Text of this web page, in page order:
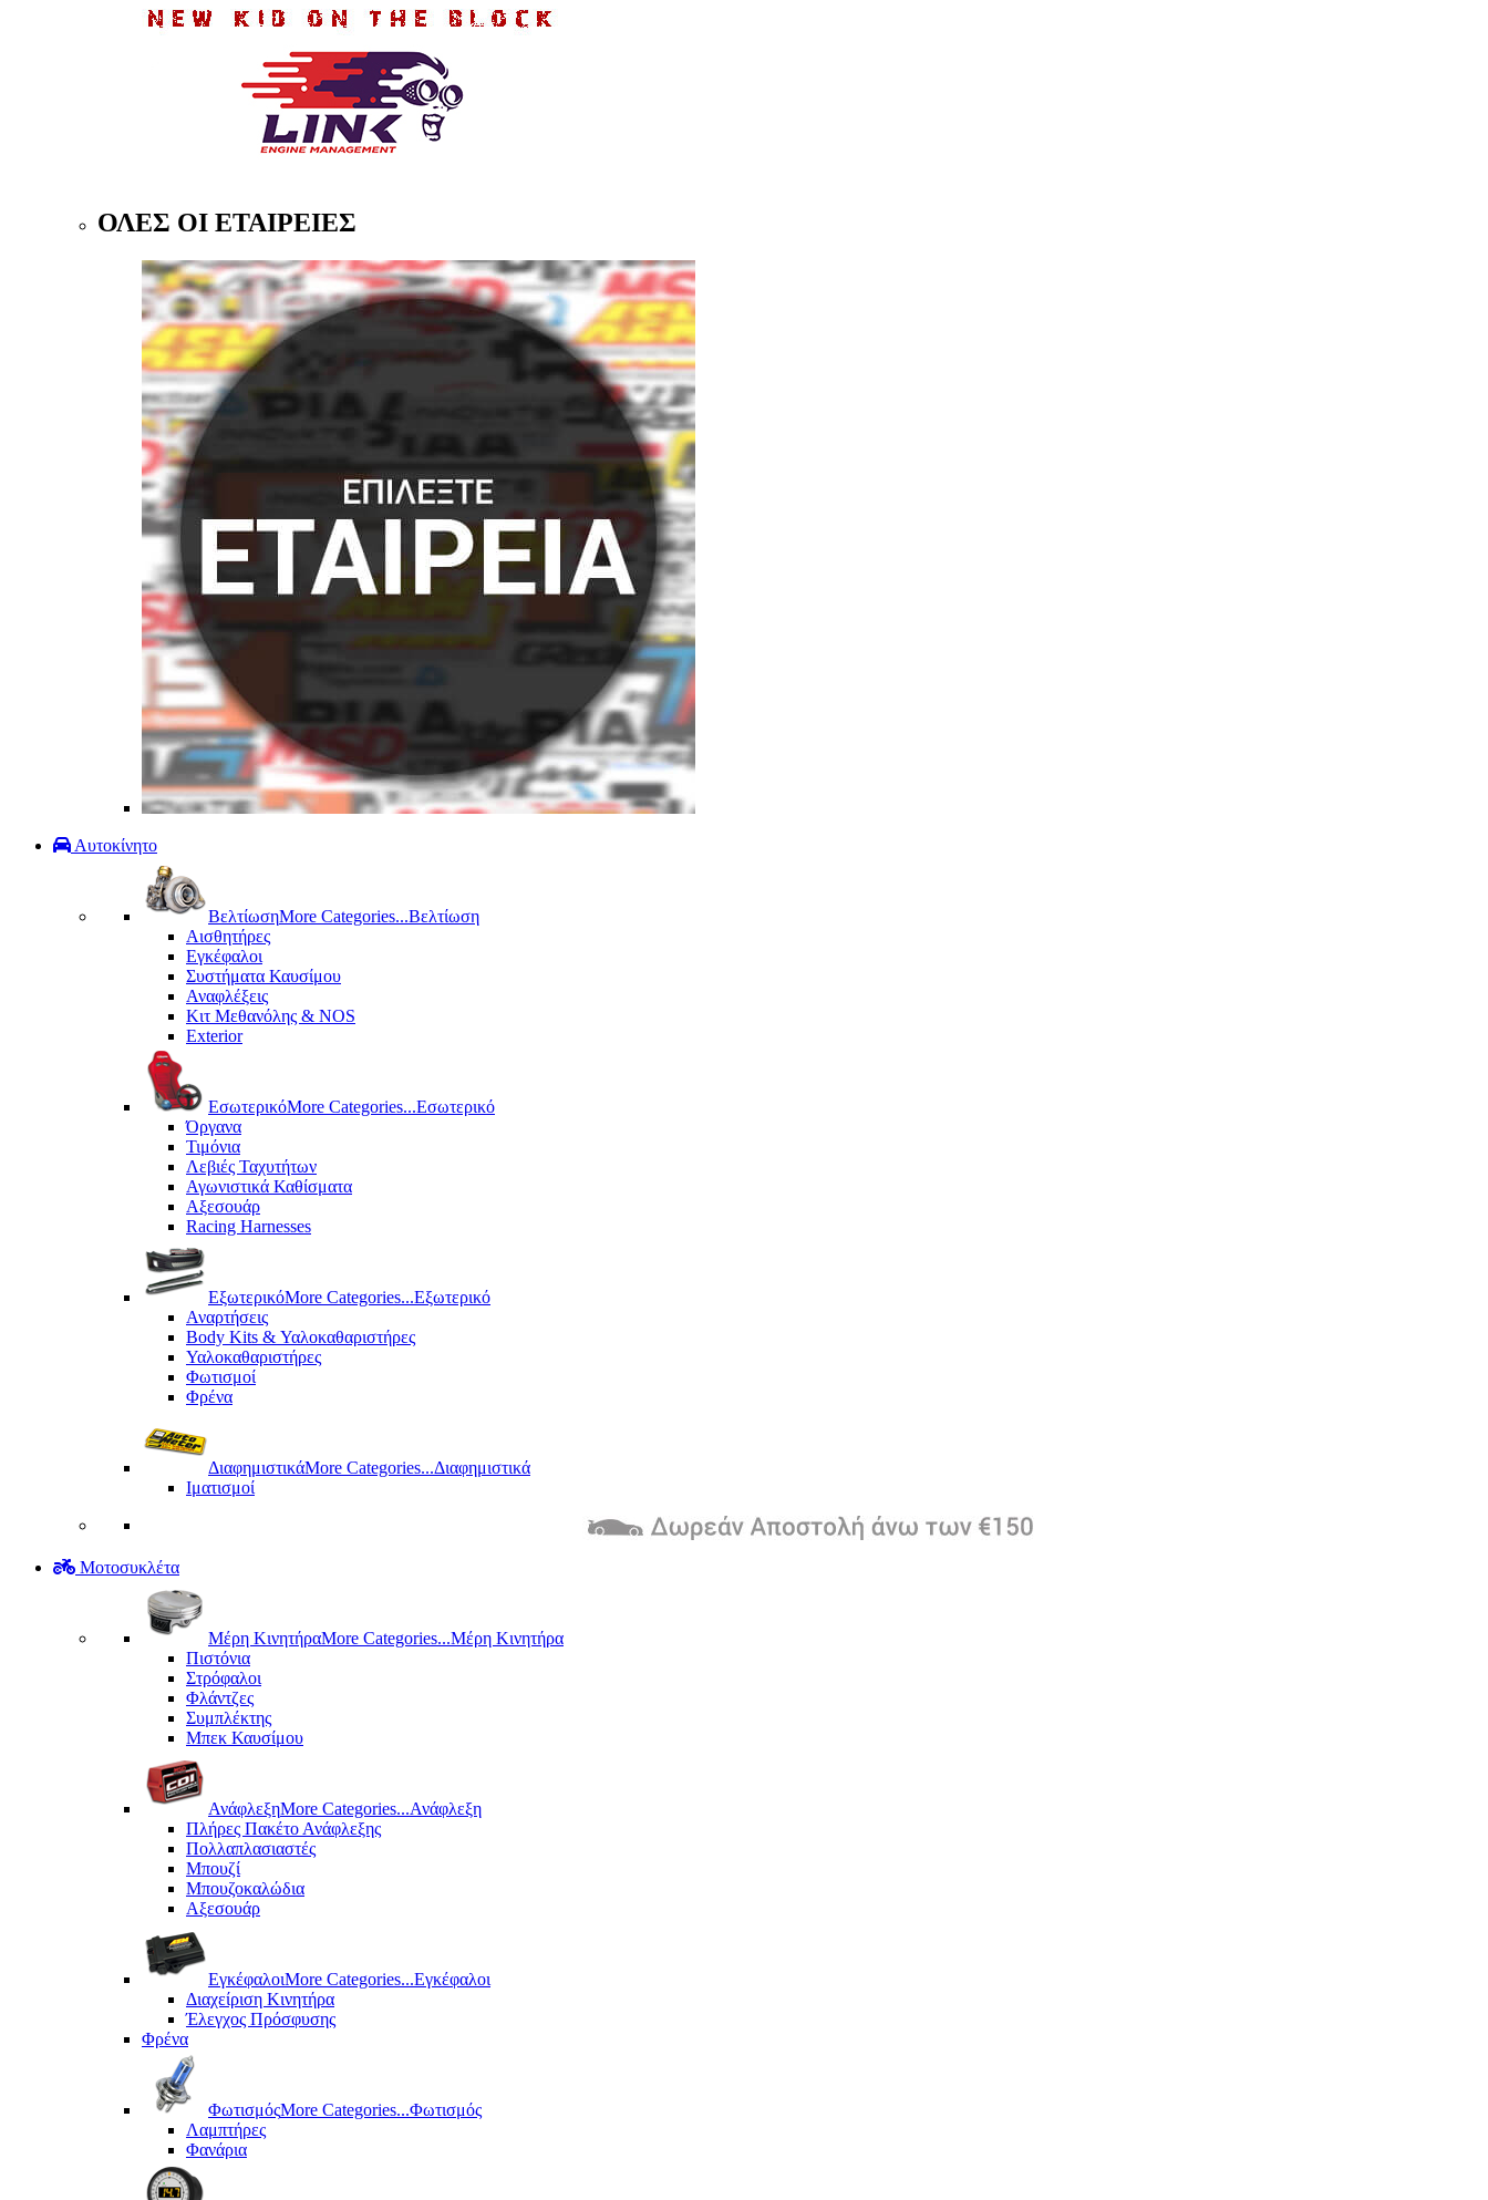
ΟΛΕΣ ΟΙ ΕΤΑΙΡΕΙΕΣ
Αυτοκίνητο
ΒελτίωσηMore Categories...Βελτίωση
Αισθητήρες
Εγκέφαλοι
Συστήματα Καυσίμου
Αναφλέξεις
Κιτ Μεθανόλης & ΝΟS
Exterior
ΕσωτερικόMore Categories...Εσωτερικό
Όργανα
Τιμόνια
Λεβιές Ταχυτήτων
Αγωνιστικά Καθίσματα
Αξεσουάρ
Racing Harnesses
ΕξωτερικόMore Categories...Εξωτερικό
Αναρτήσεις
Body Kits & Υαλοκαθαριστήρες
Υαλοκαθαριστήρες
Φωτισμοί
Φρένα
ΔιαφημιστικάMore Categories...Διαφημιστικά
Ιματισμοί
Μοτοσυκλέτα
Μέρη KινητήραMore Categories...Μέρη Kινητήρα
Πιστόνια
Στρόφαλοι
Φλάντζες
Συμπλέκτης
Μπεκ Καυσίμου
ΑνάφλεξηMore Categories...Ανάφλεξη
Πλήρες Πακέτο Ανάφλεξης
Πολλαπλασιαστές
Μπουζί
Μπουζοκαλώδια
Αξεσουάρ
ΕγκέφαλοιMore Categories...Εγκέφαλοι
Διαχείριση Κινητήρα
Έλεγχος Πρόσφυσης
Φρένα
ΦωτισμόςMore Categories...Φωτισμός
Λαμπτήρες
Φανάρια